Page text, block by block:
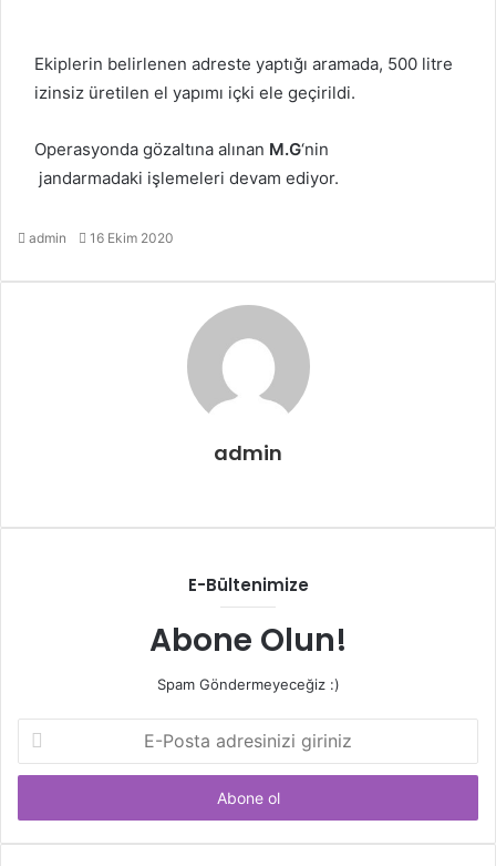
Ekiplerin belirlenen adreste yaptığı aramada, 500 litre
izinsiz üretilen el yapımı içki ele geçirildi.
Operasyonda gözaltına alınan M.G‘nin
jandarmadaki işlemeleri devam ediyor.
admin
Bir
posta
16 Ekim 2020
admin
E-Bültenimize
Abone Olun!
Spam Göndermeyeceğiz :)
Posta
adresinizi